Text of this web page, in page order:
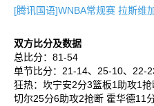
[腾讯国语]WNBA常规赛 拉斯维
双方比分及数据
总比分：81-54
单节比分：21-14、25-10、22-
狂热：坎宁安2分3篮板1助攻1
切尔25分6助攻2抢断 霍华德11